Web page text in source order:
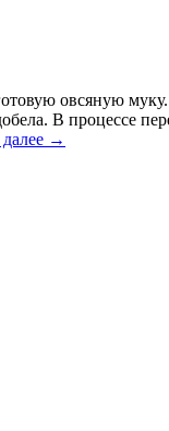
овсяную
В процессе
→